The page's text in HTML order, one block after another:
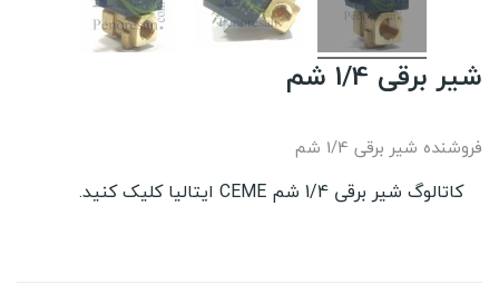
شیر برقی 1/4 شم
فروشنده شیر برقی 1/4 شم
کاتالوگ شیر برقی 1/4 شم CEME ایتالیا کلیک کنید.